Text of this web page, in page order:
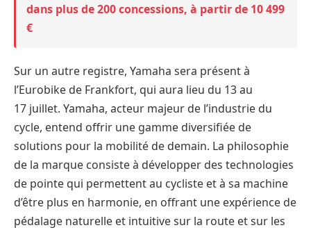
dans plus de 200 concessions, à partir de 10 499
€
Sur un autre registre, Yamaha sera présent à
l’Eurobike de Frankfort, qui aura lieu du 13 au
17 juillet. Yamaha, acteur majeur de l’industrie du
cycle, entend offrir une gamme diversifiée de
solutions pour la mobilité de demain. La philosophie
de la marque consiste à développer des technologies
de pointe qui permettent au cycliste et à sa machine
d’être plus en harmonie, en offrant une expérience de
pédalage naturelle et intuitive sur la route et sur les